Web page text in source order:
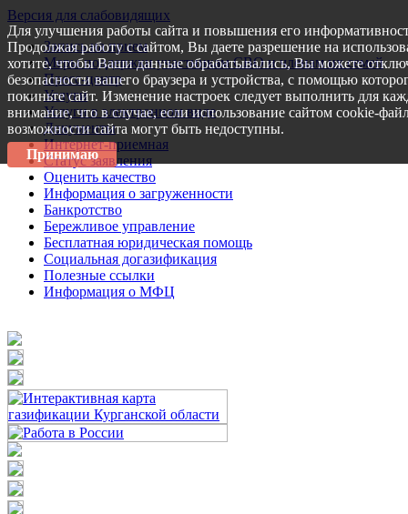
Версия для слабовидящих
Запись на прием
Меры поддержки участникам СВО и членам их семей
Пресс-центр
Услуги
Услуги в электронном виде
Документы
Интернет-приемная
Статус заявления
Оценить качество
Информация о загруженности
Банкротство
Бережливое управление
Бесплатная юридическая помощь
Социальная догазификация
Полезные ссылки
Информация о МФЦ
Для улучшения работы сайта и повышения его
Продолжая работу с сайтом, Вы даете разрешение на
хотите, чтобы Ваши данные обрабатывались, Вы можете
безопасности вашего браузера и устройства, с помощью
покиньте сайт. Изменение настроек следует выполнить для
внимание, что в случае, если использование сайтом cookie-
возможности сайта могут быть недоступны.
Принимаю